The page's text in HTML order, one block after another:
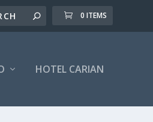
0 ITEMS
HOTEL CARIAN